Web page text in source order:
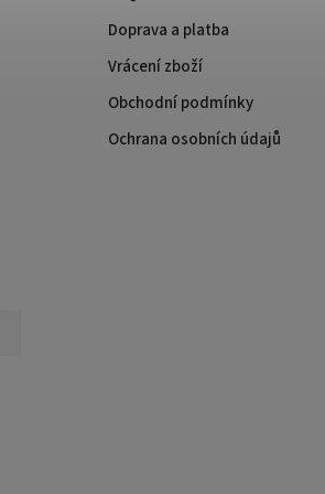
Doprava a platba
Vrácení zboží
Obchodní podmínky
Ochrana osobních údajů